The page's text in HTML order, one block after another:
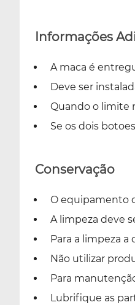
Informações
A maca é
Deve ser
Quando o limite
Se os dois
Conservação
O equipamento
A limpeza deve
Para a limpeza a
Não utilizar
Para
Lubrifique as